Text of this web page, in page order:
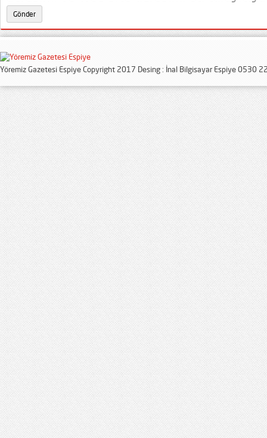
Yöremiz Gazetesi Espiye Copyright 2017 Desing : İnal Bilgisayar Espiye 0530